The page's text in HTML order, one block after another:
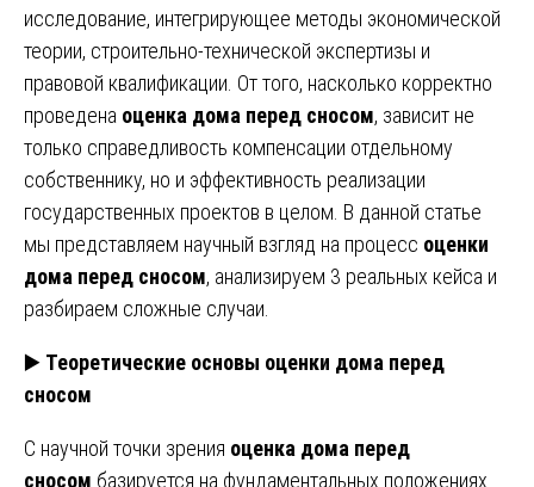
исследование, интегрирующее методы экономической
теории, строительно-технической экспертизы и
правовой квалификации. От того, насколько корректно
проведена оценка дома перед сносом, зависит не
только справедливость компенсации отдельному
собственнику, но и эффективность реализации
государственных проектов в целом. В данной статье
мы представляем научный взгляд на процесс оценки
дома перед сносом, анализируем 3 реальных кейса и
разбираем сложные случаи.
▶️ Теоретические основы оценки дома перед
сносом
С научной точки зрения оценка дома перед
сносом базируется на фундаментальных положениях